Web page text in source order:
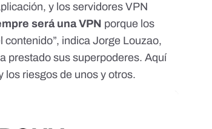
y los servidores VPN
será una VPN porque los
indica Jorge Louzao,
prestado sus superpoderes.Aquí
los riesgos de unos y otros.